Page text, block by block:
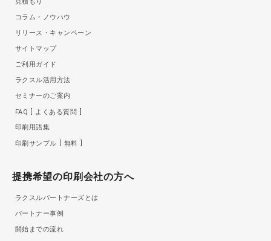
コラム・ノウハウ
リリース・キャンペーン
サイトマップ
ご利用ガイド
ラクスル活用方法
セミナーのご案内
FAQ
よくある質問
印刷用語集
印刷サンプル 無料
提携希望の印刷会社の方へ
ラクスルパートナーズとは
パートナー事例
開始までの流れ